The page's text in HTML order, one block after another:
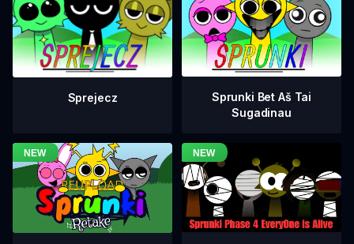
Sprejecz
Sprunki Bet Aš Tai
Sugadinau